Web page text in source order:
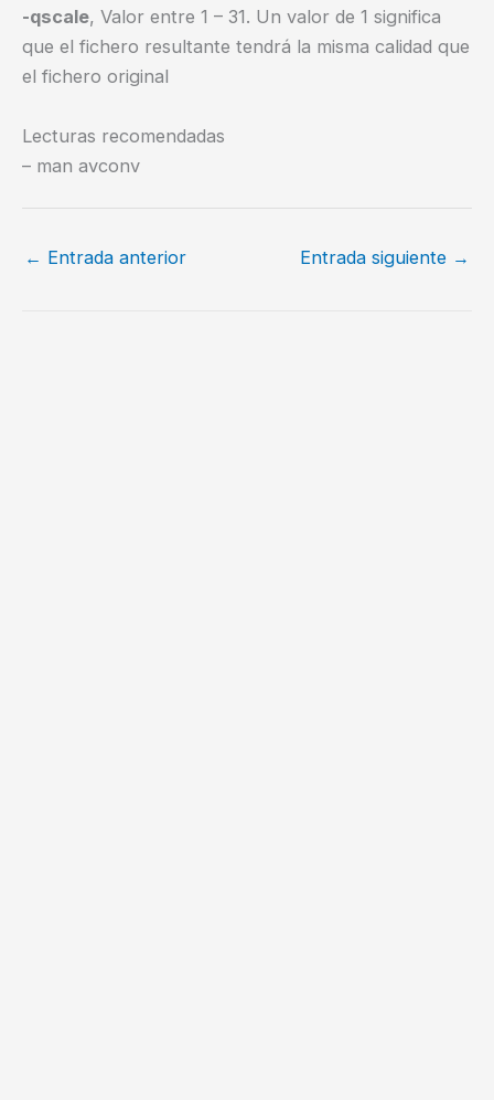
-qscale, Valor entre 1 – 31. Un valor de 1 significa
que el fichero resultante tendrá la misma calidad que
el fichero original
Lecturas recomendadas
– man avconv
← Entrada anterior Entrada siguiente →